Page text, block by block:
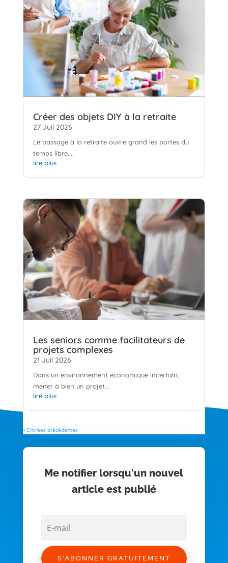
Créer des objets DIY à la retraite
27 Juil 2026
Le passage à la retraite ouvre grand les portes du
temps libre....
lire plus
Les seniors comme facilitateurs de
projets complexes
21 Juil 2026
Dans un environnement économique incertain,
mener à bien un projet...
lire plus
« Entrées précédentes
Me notifier lorsqu'un nouvel
article est publié
S'ABONNER GRATUITEMENT